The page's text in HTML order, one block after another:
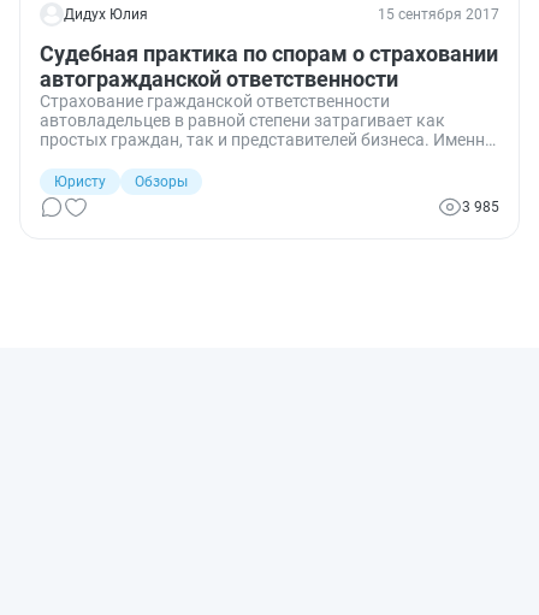
Дидух Юлия 15 сентября 2017
Судебная практика по спорам о страховании
автогражданской ответственности
Страхование гражданской ответственности
автовладельцев в равной степени затрагивает как
простых граждан, так и представителей бизнеса. Именно
разбирательств. В суд идут не только за тем, чтобы
добиться выплаты возмещения, но и для того, чтобы
установить справедливый тариф с понижающими
Юристу
Обзоры
3 985